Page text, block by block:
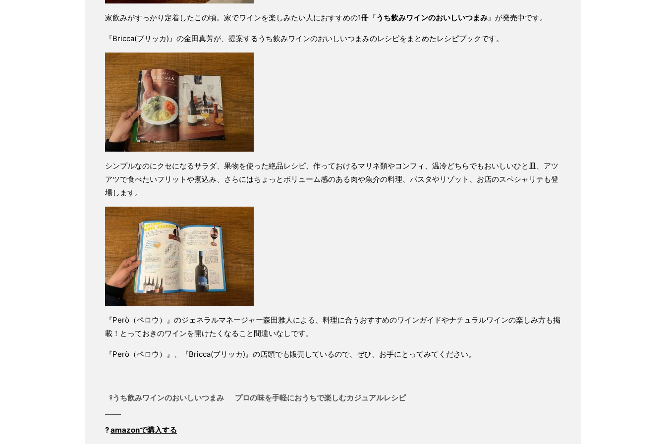
家飲みがすっかり定着したこの頃。家でワインを楽しみたい人におすすめの1冊『うち飲みワインのおいしいつまみ』が発売中です。
『Bricca(ブリッカ)』の金田真芳が、提案するうち飲みワインのおいしいつまみのレシピをまとめたレシピブックです。
シンプルなのにクセになるサラダ、果物を使った絶品レシピ、作っておけるマリネ類やコンフィ、温冷どちらでもおいしいひと皿、アツ
アツで食べたいフリットや煮込み、さらにはちょっとボリューム感のある肉や魚介の料理、パスタやリゾット、お店のスペシャリテも登
場します。
『Però（ペロウ）』のジェネラルマネージャー森田雅人による、 料理に合うおすすめのワインガイドやナチュラルワインの楽しみ方も掲
載！ とっておきのワインを開けたくなること間違いなしです。
『Però（ペロウ）』、 『Bricca(ブリッカ)』の店頭でも販売しているので、ぜひ、お手にとってみてください。
?うち飲みワインのおいしいつまみ プロの味を手軽におうちで楽しむカジュアルレシピ
?amazonで購入する